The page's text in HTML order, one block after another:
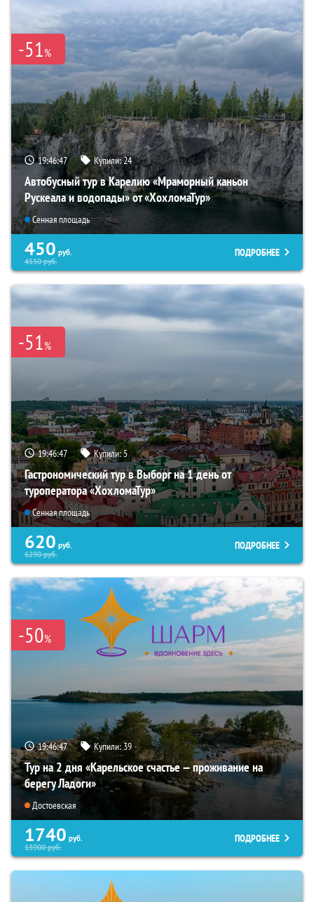
-51%
19:46:46 Купили:24
Автобусный тур в Карелию «Мраморный каньон
Рускеала и водопады» от «ХохломаТур»
Сенная площадь
450 руб.
4550руб.
ПОДРОБНЕЕ
-51%
19:46:46 Купили:5
Гастрономический тур в Выборг на 1 день от
туроператора «ХохломаТур»
Сенная площадь
620 руб.
6290руб.
ПОДРОБНЕЕ
-50%
19:46:46 Купили:39
Тур на 2 дня «Карельское счастье — проживание на
берегу Ладоги»
Достоевская
1740 руб.
13900руб.
ПОДРОБНЕЕ